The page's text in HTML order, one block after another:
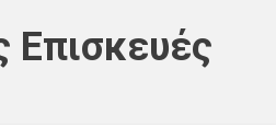
Επισκευές